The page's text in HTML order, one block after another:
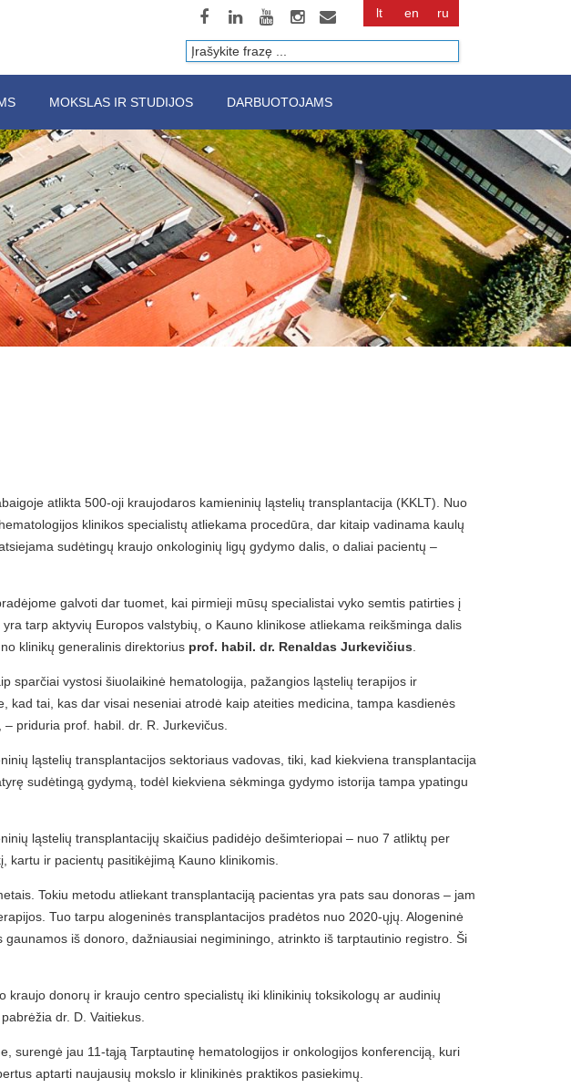
lt en ru
Paieška
MOKSLAS IR STUDIJOS DARBUOTOJAMS
atlikta 500-oji kraujodaros kamieninių ląstelių transplantacija (KKLT). Nuo
klinikos specialistų atliekama procedūra, dar kitaip vadinama kaulų
sudėtingų kraujo onkologinių ligų gydymo dalis, o daliai pacientų –
galvoti dar tuomet, kai pirmieji mūsų specialistai vyko semtis patirties į
tarp aktyvių Europos valstybių, o Kauno klinikose atliekama reikšminga dalis
klinikų generalinis direktorius prof. habil. dr. Renaldas Jurkevičius
sparčiai vystosi šiuolaikinė hematologija, pažangios ląstelių terapijos ir
kad tai, kas dar visai neseniai atrodė kaip ateities medicina, tampa kasdienės
priduria prof. habil. dr. R. Jurkevičus.
ląstelių transplantacijos sektoriaus vadovas, tiki, kad kiekviena transplantacija
sudėtingą gydymą, todėl kiekviena sėkminga gydymo istorija tampa ypatingu
ląstelių transplantacijų skaičius padidėjo dešimteriopai – nuo 7 atliktų per
ir pacientų pasitikėjimą Kauno klinikomis.
Tokiu metodu atliekant transplantaciją pacientas yra pats sau donoras – jam
Tuo tarpu alogeninės transplantacijos pradėtos nuo 2020-ųjų. Alogeninė
iš donoro, dažniausiai negiminingo, atrinkto iš tarptautinio registro. Ši
kraujo donorų ir kraujo centro specialistų iki klinikinių toksikologų ar audinių
dr. D. Vaitiekus.
surengė jau 11-tąją Tarptautinę hematologijos ir onkologijos konferenciją, kuri
aptarti naujausių mokslo ir klinikinės praktikos pasiekimų.